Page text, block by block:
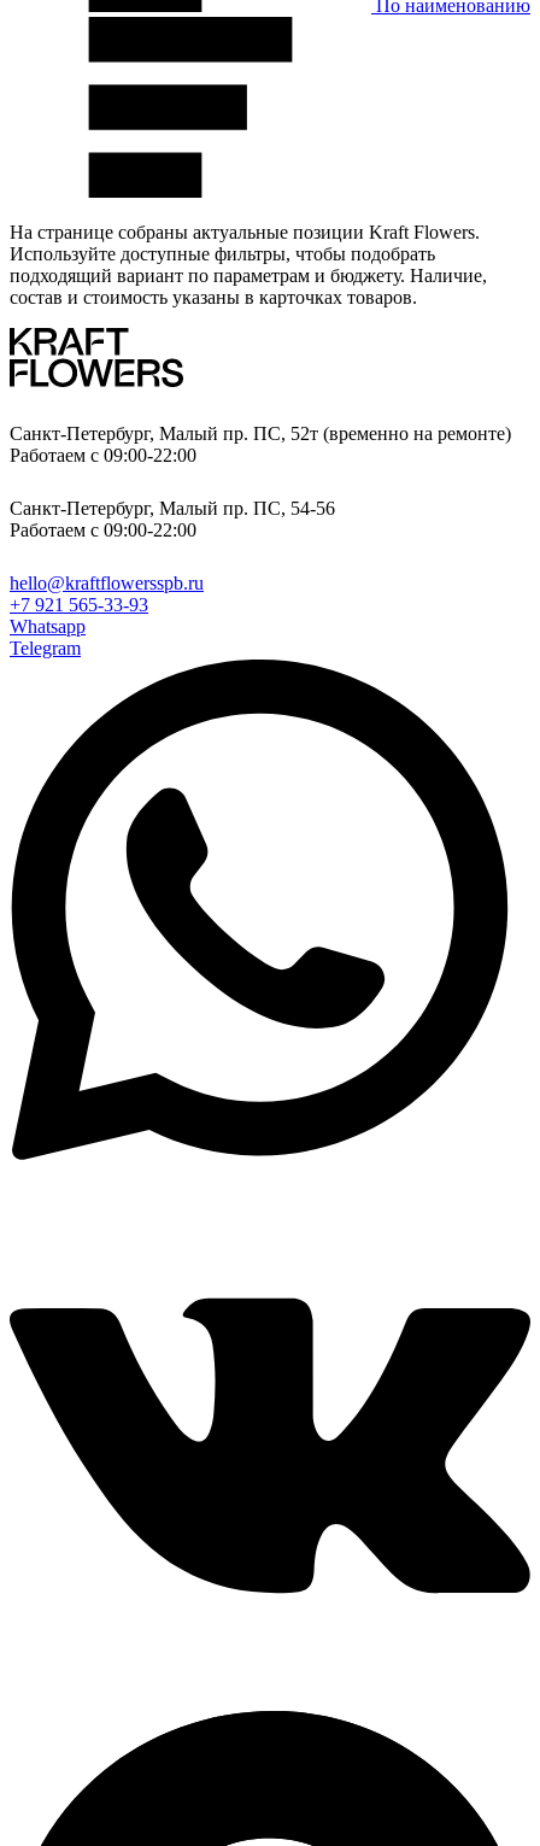
По наименованию
На странице собраны актуальные позиции Kraft Flowers.
Используйте доступные фильтры, чтобы подобрать
подходящий вариант по параметрам и бюджету. Наличие,
состав и стоимость указаны в карточках товаров.
Санкт-Петербург, Малый пр. ПС, 52т (временно на ремонте)
Работаем с 09:00-22:00
Санкт-Петербург, Малый пр. ПС, 54-56
Работаем с 09:00-22:00
hello@kraftflowersspb.ru
+7 921 565-33-93
Whatsapp
Telegram